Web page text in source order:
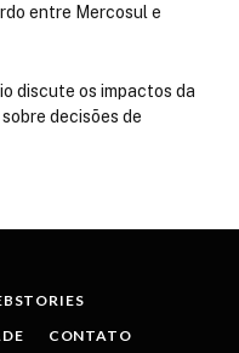
entre Mercosul e
discute os impactos da
decisões de
CONTATO